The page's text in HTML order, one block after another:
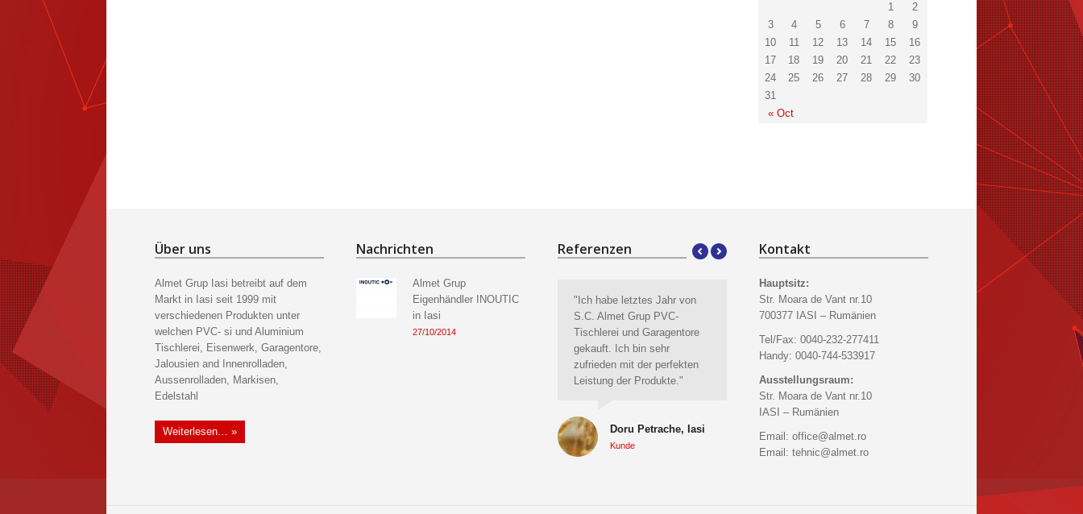
« Oct
1
2
3
4 5 6 7 8
9
10
11 12 13 14 15
16
17
18 19 20 21 22
23
24
25 26 27 28 29
30
31
Über uns
Almet Grup Iasi betreibt auf dem
Markt in Iasi seit 1999 mit
verschiedenen Produkten unter
welchen PVC- si und Aluminium
Tischlerei, Eisenwerk, Garagentore,
Jalousien and Innenrolladen,
Aussenrolladen, Markisen,
Edelstahl
Weiterlesen… »
Nachrichten
Almet Grup
Eigenhändler INOUTIC
in Iasi
27/10/2014
Referenzen
"Ich hatte Ideen aber ich
hatte keine Lösungen, Almet
Grup bot mir Lösungen an
Terasse, Balkon montiert…
meiner 9-jährigen Tochter, die
"Ich habe letztes Jahr von
S.C. Almet Grup PVC-
Tischlerei und Garagentore
gekauft. Ich bin sehr
zufrieden mit der perfekten
Leistung der Produkte."
"Ich war freudig überrascht
über die Qualität und
Schnelligkeit der
Dienstleistungen, die von der
Almet Grup angeboten sind.
Ich war wirklich sehr
Zusammenfassend kann ich
sagen, dass ich herzlich
Almet Grup empfehle."
"Ich hatte Ideen aber ich
hatte keine Lösungen, Almet
Grup bot mir Lösungen an
und hat meine Ideen
Tischlerei, Aussenrolladen,
ein Garagentor, Balustraden
meiner 9-jährigen Tochter, die
"Ich habe letztes
S.C. Almet Grup
Tischlerei und
gekauft. Ich bin sehr
zufrieden mit der
Doru Petrache, Iasi
Kunde
Kontakt
Hauptsitz:
Str. Moara de Vant nr.10
700377 IASI – Rumänien
Tel/Fax: 0040-232-277411
Handy: 0040-744-533917
Ausstellungsraum:
Str. Moara de Vant nr.10
IASI – Rumänien
Email: office@almet.ro
Email: tehnic@almet.ro